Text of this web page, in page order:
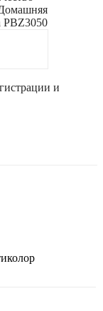
и